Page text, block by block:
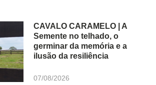
CAVALO CARAMELO | A
Semente no telhado, o
germinar da memória e a
ilusão da resiliência
07/08/2026